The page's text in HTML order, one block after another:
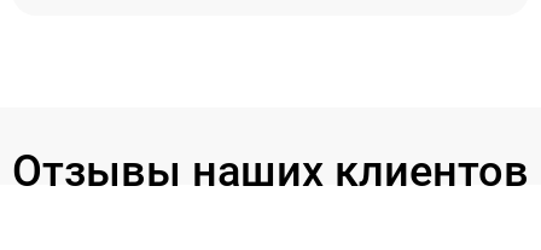
Отзывы наших клиентов